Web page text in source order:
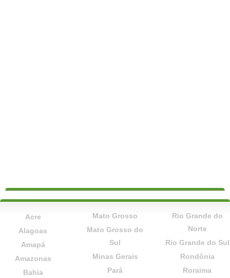
Acre
Alagoas
Amapá
Amazonas
Bahia
Mato Grosso
Mato Grosso do
Sul
Minas Gerais
Pará
Rio Grande do
Norte
Rio Grande do Sul
Rondônia
Roraima